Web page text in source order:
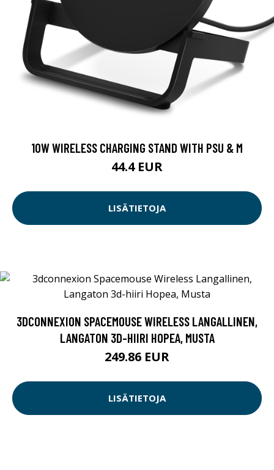
10W WIRELESS CHARGING STAND WITH PSU & M
44.4 EUR
LISÄTIETOJA
3DCONNEXION SPACEMOUSE WIRELESS LANGALLINEN,
LANGATON 3D-HIIRI HOPEA, MUSTA
249.86 EUR
LISÄTIETOJA